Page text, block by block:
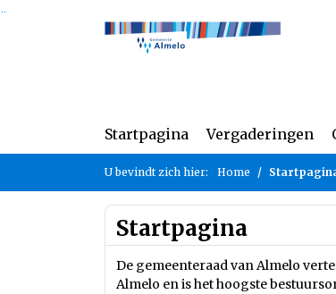
Ga naar de inhoud van deze pagina
Ga naar het zoeken
Ga naar het menu
Startpagina Vergaderingen
U bevindt zich hier: Home
Startpagina
De gemeenteraad van Almelo
Almelo en is het hoogste